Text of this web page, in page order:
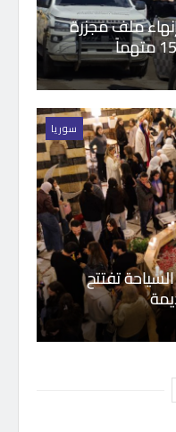
إنهاء ملف مجزرة
سوريا
السياحة تفتتح